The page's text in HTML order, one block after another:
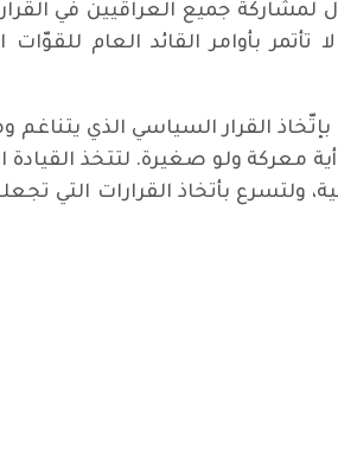
لمشاركة جميع العراقيين في
بأوامر القائد العام
بإتّخاذ القرار السياسي الذي
ولو صغيرة. لتتخذ القيادة
بأتخاذ القرارات التي